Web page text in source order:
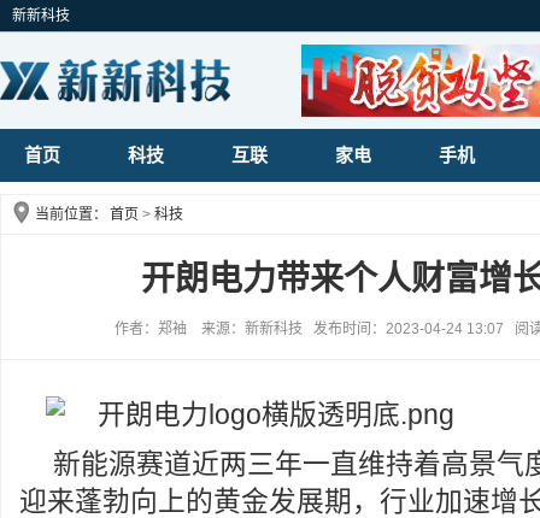
新新科技
首页 科技 互联 家电 手机
当前位置： 首页 > 科技
开朗电力带来个人财富增
作者：郑袖 来源：新新科技 发布时间：2023-04-24 13:07 阅
新能源赛道近两三年一直维持着高景气
迎来蓬勃向上的黄金发展期，行业加速增